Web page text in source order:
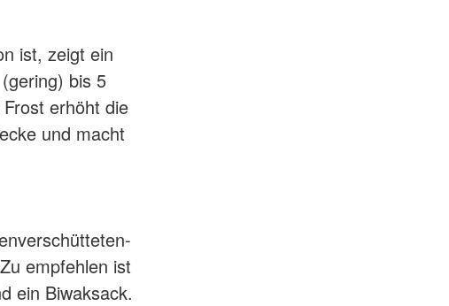
ist, zeigt ein
bis 5
erhöht die
und macht
empfehlen ist
ein Biwaksack.